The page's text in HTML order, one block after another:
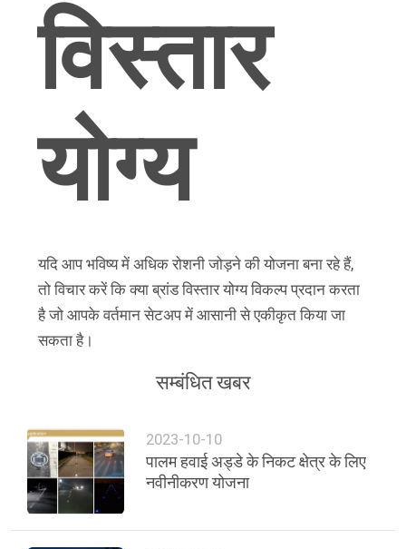
विस्तार
योग्य
यदि आप भविष्य में अधिक रोशनी जोड़ने की योजना बना रहे हैं,
तो विचार करें कि क्या ब्रांड विस्तार योग्य विकल्प प्रदान करता
है जो आपके वर्तमान सेटअप में आसानी से एकीकृत किया जा
सकता है।
सम्बंधित खबर
2023-10-10
पालम हवाई अड्डे के निकट क्षेत्र के लिए
नवीनीकरण योजना